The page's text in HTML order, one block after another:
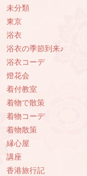
未分類
東京
浴衣
浴衣の季節到来♪
浴衣コーデ
燈花会
着付教室
着物で散策
着物コーデ
着物散策
縁心屋
講座
香港旅行記